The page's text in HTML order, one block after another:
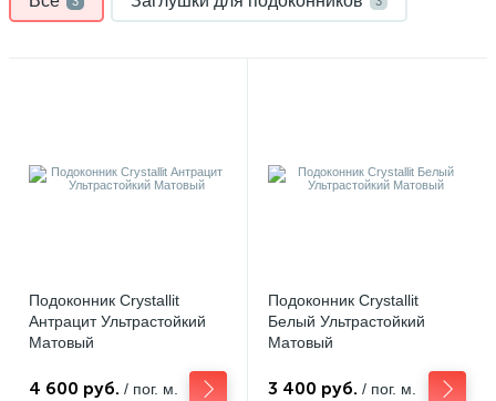
Подоконник Crystallit
Антрацит Ультрастойкий
Матовый
4 600 руб. / пог. м.
Подоконник Crystallit
Белый Ультрастойкий
Матовый
3 400 руб. / пог. м.